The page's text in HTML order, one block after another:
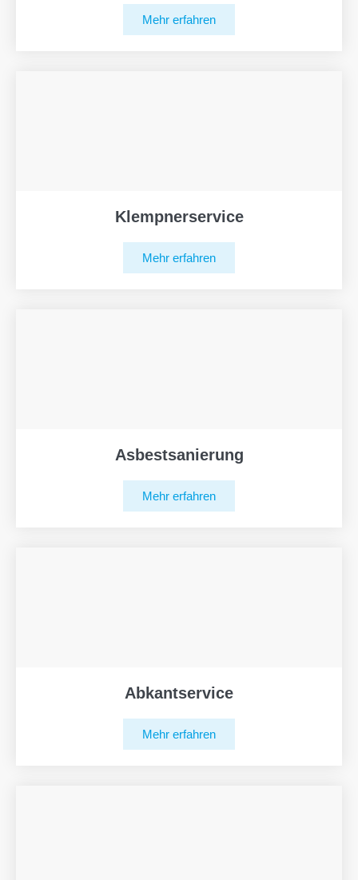
Mehr erfahren
Klempnerservice
Mehr erfahren
Asbestsanierung
Mehr erfahren
Abkantservice
Mehr erfahren